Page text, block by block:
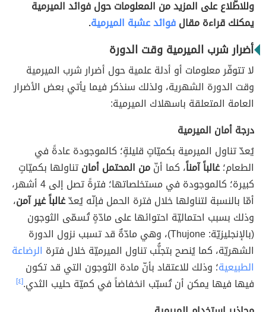
وللاطّلاع على المزيد من المعلومات حول فوائد الميرمية
يمكنك قراءة مقالفوائد عشبة الميرمية.
أضرار شرب الميرمية وقت الدورة
لا تتوفّر معلومات أو أدلة علمية حول أضرار شرب الميرمية
وقت الدورة الشهرية، ولذلك سنذكر فيما يأتي بعض الأضرار
العامة المتعلقة باسهلاك الميرمية:
درجة أمان الميرمية
يُعدّ تناول الميرمية بكميّاتٍ قليلةٍ؛ كالموجودة عادةً في
الطعام؛غالباً آمناً، كما أنّمن المحتمل أمانتناولها بكميّاتٍ
كبيرة؛ كالموجودة في مستخلصاتها؛ فترةً تصل إلى 4 أشهر،
أمّا بالنسبة لتناولها خلال فترة الحمل فإنّه يُعدّغالباً غير آمن،
وذلك بسبب احتماليّة احتوائها على مادّةٍ تُسمّى الثوجون
(بالإنجليزيّة: Thujone)، وهي مادّةٌ قد تسبب نزول الدورة
الشهريّة، كما يُنصح بتجنُّب تناول الميرميّة خلال فترة الرضاعة
الطبيعية؛ وذلك للاعتقاد بأنّ مادة الثوجون التي قد تكون
فيها فيها يمكن أن تُسبّب انخفاضاً في كميّة حليب الثدي.[٤]